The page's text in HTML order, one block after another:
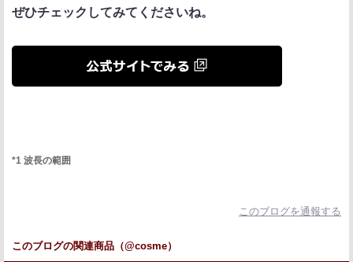
ぜひチェックしてみてくださいね。
*1 波長の範囲
このブログを通報する
このブログの関連商品（@cosme）